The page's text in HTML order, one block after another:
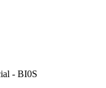
- BI0S